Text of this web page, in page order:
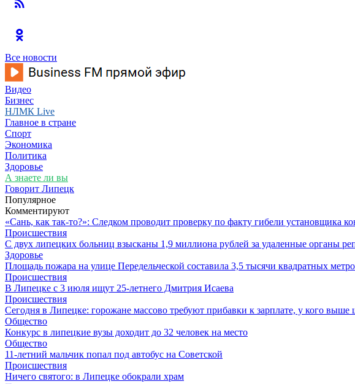
Все новости
Видео
Бизнес
НЛМК Live
Главное в стране
Спорт
Экономика
Политика
Здоровье
А знаете ли вы
Говорит Липецк
Популярное
Комментируют
«Сань, как так-то?»: Следком проводит проверку по факту гибели установщика
Происшествия
С двух липецких больниц взысканы 1,9 миллиона рублей за удаленные органы
Здоровье
Площадь пожара на улице Передельческой составила 3,5 тысячи квадратных
Происшествия
В Липецке с 3 июля ищут 25-летнего Дмитрия Исаева
Происшествия
Сегодня в Липецке: горожане массово требуют прибавки к зарплате, у кого
Общество
Конкурс в липецкие вузы доходит до 32 человек на место
Общество
11-летний мальчик попал под автобус на Советcкой
Происшествия
Ничего святого: в Липецке обокрали храм